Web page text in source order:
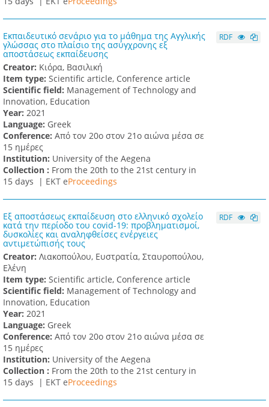
Εκπαιδευτικό σενάριο για το μάθημα της Αγγλικής
γλώσσας στο πλαίσιο της ασύγχρονης εξ
αποστάσεως εκπαίδευσης
Creator: Κιόρα, Βασιλική
Item type: Scientific article, Conference article
Scientific field: Management of Technology and
Innovation, Education
Υear: 2021
Language: Greek
Conference: Από τον 20ο στον 21ο αιώνα μέσα σε
15 ημέρες
Institution: University of the Aegena
Collection : From the 20th to the 21st century in
15 days | ΕΚΤ eProceedings
RDF
Εξ αποστάσεως εκπαίδευση στο ελληνικό σχολείο
κατά την περίοδο του covid-19: προβληματισμοί,
δυσκολίες και αναληφθείσες ενέργειες
αντιμετώπισής τους
Creator: Λιακοπούλου, Ευστρατία, Σταυροπούλου,
Ελένη
Item type: Scientific article, Conference article
Scientific field: Management of Technology and
Innovation, Education
Υear: 2021
Language: Greek
Conference: Από τον 20ο στον 21ο αιώνα μέσα σε
15 ημέρες
Institution: University of the Aegena
Collection : From the 20th to the 21st century in
15 days | ΕΚΤ eProceedings
RDF